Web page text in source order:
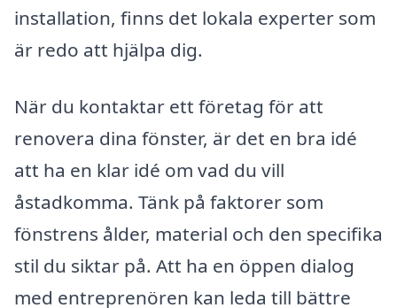
installation, finns det lokala experter som
är redo att hjälpa dig.
När du kontaktar ett företag för att
renovera dina fönster, är det en bra idé
att ha en klar idé om vad du vill
åstadkomma. Tänk på faktorer som
fönstrens ålder, material och den specifika
stil du siktar på. Att ha en öppen dialog
med entreprenören kan leda till bättre